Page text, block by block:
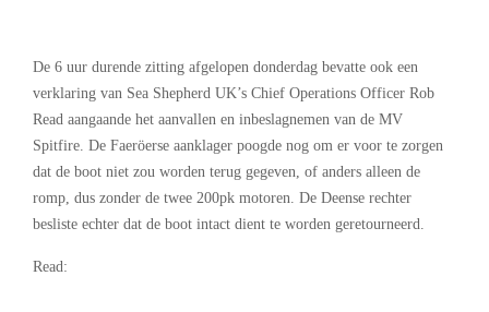
De 6 uur durende zitting afgelopen donderdag bevatte ook een
verklaring van Sea Shepherd UK’s Chief Operations Officer Rob
Read aangaande het aanvallen en inbeslagnemen van de MV
Spitfire. De Faeröerse aanklager poogde nog om er voor te zorgen
dat de boot niet zou worden terug gegeven, of anders alleen de
romp, dus zonder de twee 200pk motoren. De Deense rechter
besliste echter dat de boot intact dient te worden geretourneerd.
Read: